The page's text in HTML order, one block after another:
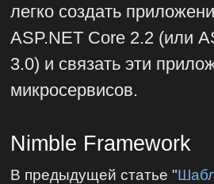
легко создать
ASP.NET Core 2.2 (или
3.0) и связать эти
микросервисов.
Nimble Framework
В предыдущей статье "